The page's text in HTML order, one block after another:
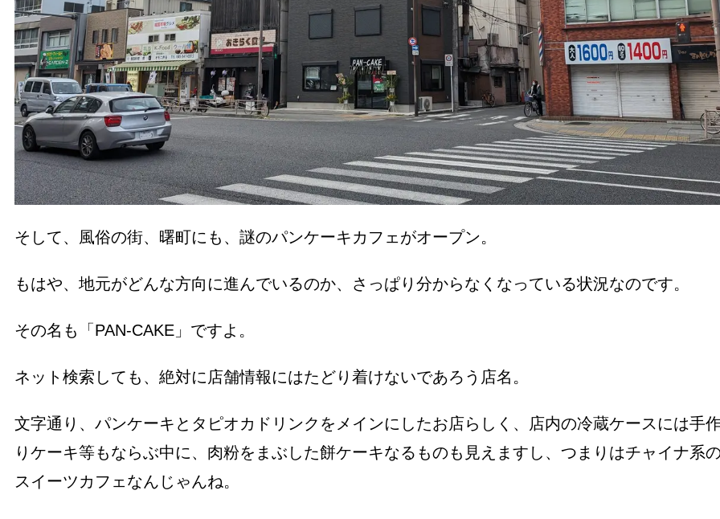
そして、風俗の街、曙町にも、謎のパンケーキカフェがオープン。
もはや、地元がどんな方向に進んでいるのか、さっぱり分からなくなっている状況なのです。
その名も「PAN-CAKE」ですよ。
ネット検索しても、絶対に店舗情報にはたどり着けないであろう店名。
文字通り、パンケーキとタピオカドリンクをメインにしたお店らしく、店内の冷蔵ケースには手
りケーキ等もならぶ中に、肉粉をまぶした餅ケーキなるものも見えますし、つまりはチャイナ系
スイーツカフェなんじゃんね。